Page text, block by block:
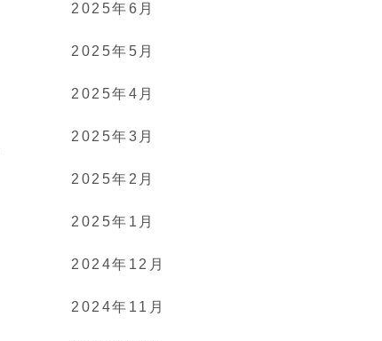
2025年6月
2025年5月
2025年4月
2025年3月
2025年2月
2025年1月
2024年12月
2024年11月